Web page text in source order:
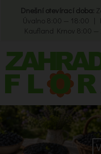
Dnešní otevírací doba:
Úvalno 8:00 — 18:00 |
Kaufland Krnov 8:00